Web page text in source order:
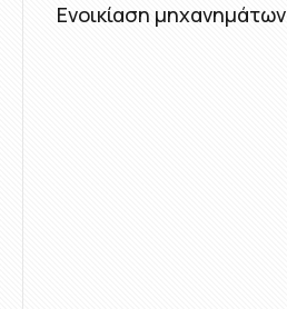
Ενοικίαση μηχανημάτων